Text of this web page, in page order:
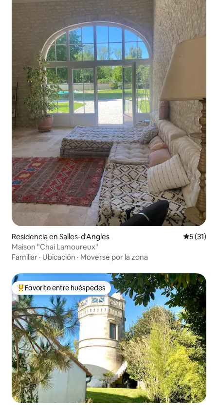
Residencia en Salles-d'Angles
5 (31)
Maison "Chai Lamoureux"
Familiar · Ubicación · Moverse por la zona
De los mejores en Favorito entre huéspedes
Favorito entre huéspedes